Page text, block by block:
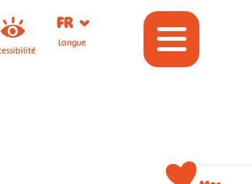
FR
Langue